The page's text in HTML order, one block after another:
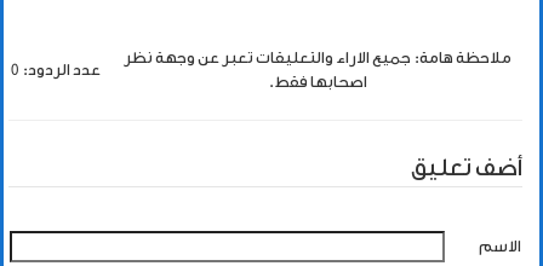
ملاحظة هامة: جميع الاراء والتعليقات تعبر عن وجهة نظر
اصحابها فقط.
عدد الردود: 0
أضف تعليق
الاسم